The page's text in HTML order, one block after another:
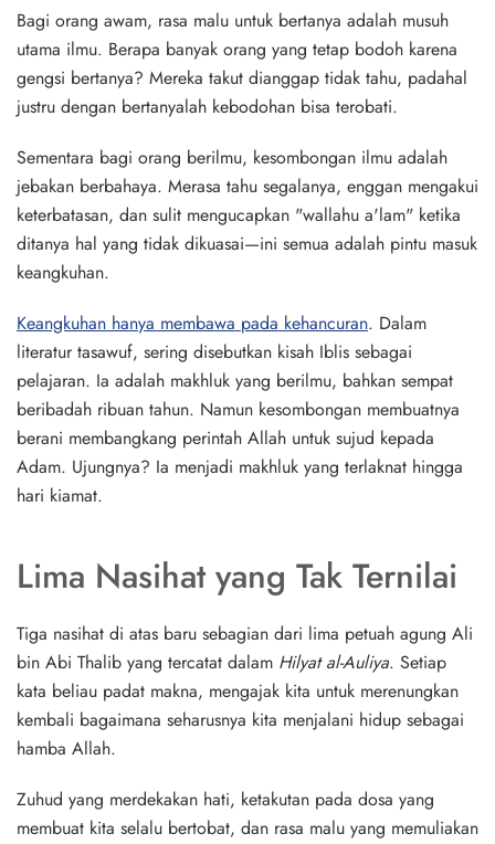
Bagi orang awam, rasa malu untuk bertanya adalah musuh
utama ilmu. Berapa banyak orang yang tetap bodoh karena
gengsi bertanya? Mereka takut dianggap tidak tahu, padahal
justru dengan bertanyalah kebodohan bisa terobati.
Sementara bagi orang berilmu, kesombongan ilmu adalah
jebakan berbahaya. Merasa tahu segalanya, enggan mengakui
keterbatasan, dan sulit mengucapkan "wallahu a'lam" ketika
ditanya hal yang tidak dikuasai—ini semua adalah pintu masuk
keangkuhan.
Keangkuhan hanya membawa pada kehancuran. Dalam
literatur tasawuf, sering disebutkan kisah Iblis sebagai
pelajaran. Ia adalah makhluk yang berilmu, bahkan sempat
beribadah ribuan tahun. Namun kesombongan membuatnya
berani membangkang perintah Allah untuk sujud kepada
Adam. Ujungnya? Ia menjadi makhluk yang terlaknat hingga
hari kiamat.
Lima Nasihat yang Tak Ternilai
Tiga nasihat di atas baru sebagian dari lima petuah agung Ali
bin Abi Thalib yang tercatat dalam Hilyat al-Auliya. Setiap
kata beliau padat makna, mengajak kita untuk merenungkan
kembali bagaimana seharusnya kita menjalani hidup sebagai
hamba Allah.
Zuhud yang merdekakan hati, ketakutan pada dosa yang
membuat kita selalu bertobat, dan rasa malu yang memuliakan